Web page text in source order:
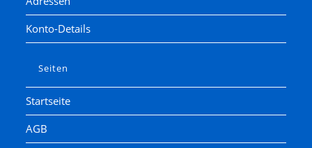
Konto-Details
Seiten
Startseite
AGB